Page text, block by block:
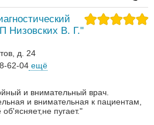
Низовских В. Г."
д. 24
62-04 ещё
и внимательный врач.
и внимательная к пациентам,
пугает."